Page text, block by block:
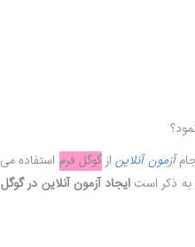
آزمون آنلاینازگوگل فرم استفاده
به ذکر استایجاد آزمون آنلاین در